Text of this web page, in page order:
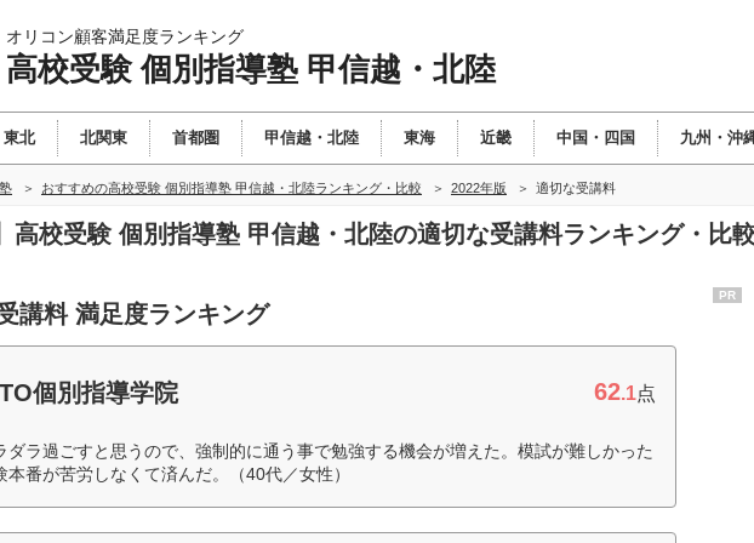
オリコン顧客満足度ランキング
高校受験 個別指導塾 甲信越・北陸
東北 北関東 首都圏 甲信越・北陸 東海 近畿 中国・四国 九州・沖
おすすめの高校受験 個別指導塾 甲信越・北陸ランキング・比較 2022年版 適切な受講料
高校受験 個別指導塾 甲信越・北陸の適切な受講料ランキング・比
講料 満足度ランキング
個別指導学院 62.1点
ダラ過ごすと思うので、強制的に通う事で勉強する機会が増えた。模試が難しかった
本番が苦労しなくて済んだ。（40代／女性）
PR